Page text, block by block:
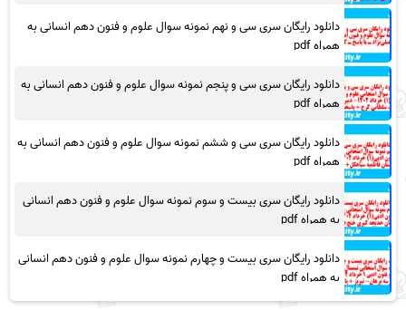
دانلود رایگان سری سی و نهم نمونه سوال علوم و فنون دهم انسانی به
همراه pdf
دانلود رایگان سری سی و پنجم نمونه سوال علوم و فنون دهم انسانی به
همراه pdf
دانلود رایگان سری سی و ششم نمونه سوال علوم و فنون دهم انسانی به
همراه pdf
دانلود رایگان سری بیست و سوم نمونه سوال علوم و فنون دهم انسانی
به همراه pdf
دانلود رایگان سری بیست و چهارم نمونه سوال علوم و فنون دهم انسانی
به همراه pdf